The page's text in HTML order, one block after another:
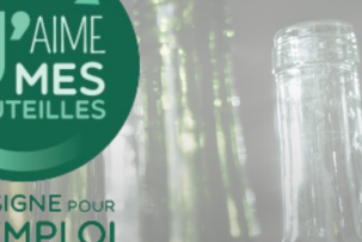
locale